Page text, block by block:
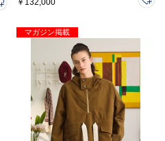
￥132,000
マガジン掲載